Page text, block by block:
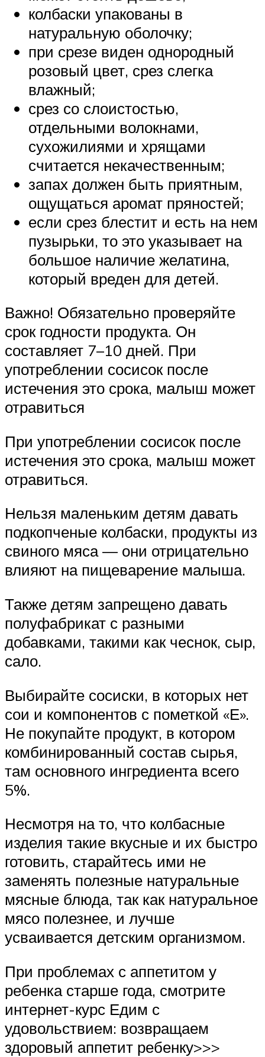
колбаски упакованы в
натуральную оболочку;
при срезе виден однородный
розовый цвет, срез слегка
влажный;
срез со слоистостью,
отдельными волокнами,
сухожилиями и хрящами
считается некачественным;
запах должен быть приятным,
ощущаться аромат пряностей;
если срез блестит и есть на нем
пузырьки, то это указывает на
большое наличие желатина,
который вреден для детей.
Важно! Обязательно проверяйте
срок годности продукта. Он
составляет 7–10 дней. При
употреблении сосисок после
истечения это срока, малыш может
отравиться
При употреблении сосисок после
истечения это срока, малыш может
отравиться.
Нельзя маленьким детям давать
подкопченые колбаски, продукты из
свиного мяса — они отрицательно
влияют на пищеварение малыша.
Также детям запрещено давать
полуфабрикат с разными
добавками, такими как чеснок, сыр,
сало.
Выбирайте сосиски, в которых нет
сои и компонентов с пометкой «Е».
Не покупайте продукт, в котором
комбинированный состав сырья,
там основного ингредиента всего
5%.
Несмотря на то, что колбасные
изделия такие вкусные и их быстро
готовить, старайтесь ими не
заменять полезные натуральные
мясные блюда, так как натуральное
мясо полезнее, и лучше
усваивается детским организмом.
При проблемах с аппетитом у
ребенка старше года, смотрите
интернет-курс Едим с
удовольствием: возвращаем
здоровый аппетит ребенку>>>